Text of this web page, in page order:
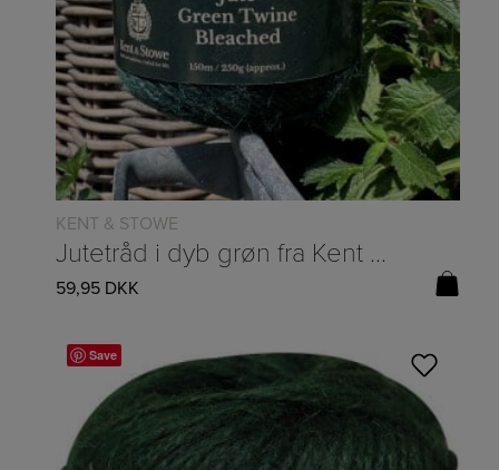
KENT & STOWE
Jutetråd i dyb grøn fra Kent & Stowe – 150m
59,95 DKK
Save